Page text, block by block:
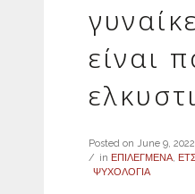
είναι
Posted on June 9, 2022
in ΕΠΙΛΕΓΜΕΝΑ,
ΨΥΧΟΛΟΓΙΑ